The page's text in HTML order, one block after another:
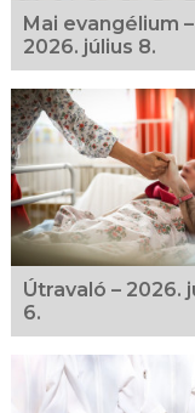
Mai evangélium –
2026. július 8.
Útravaló – 2026.
6.